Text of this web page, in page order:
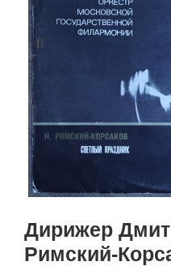
Дирижер
Римский-